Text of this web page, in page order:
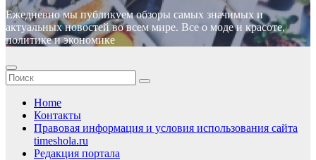
Ежедневно мы публикуем обзоры самых значимых и
актуальных новостей во всем мире. Все о моде и красоте,
политике и экономике
Home
Контакты
Правовая информация и условия использования сайта
timeshola.ru
Редакция портала